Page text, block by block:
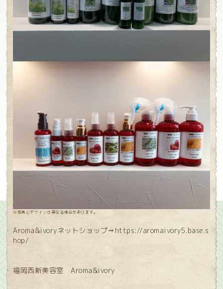
※写真とデザインが異なる場合があります。
Aroma&ivoryネットショップ⇒ https://aromaivory5.base.s
hop/
福岡西新美容室 Aroma&ivory